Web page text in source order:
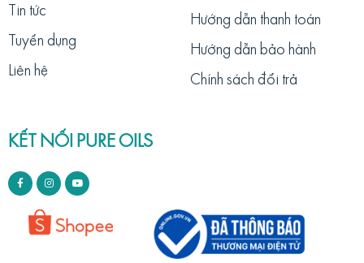
Tin tức
Tuyển dụng
Liên hệ
Hướng dẫn thanh toán
Hướng dẫn bảo hành
Chính sách đổi trả
KẾT NỐI PURE OILS